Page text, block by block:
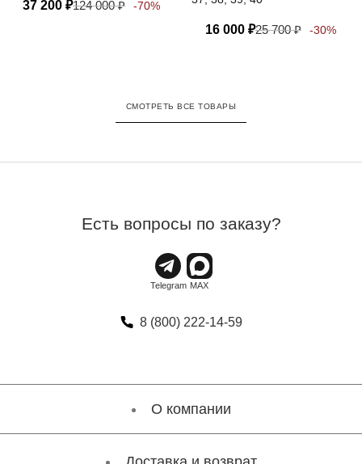
37 200 ₽124 000₽ -70%
16 000 ₽25 700₽ -30%
СМОТРЕТЬ ВСЕ ТОВАРЫ
Есть вопросы по заказу?
8 (800) 222-14-59
О компании